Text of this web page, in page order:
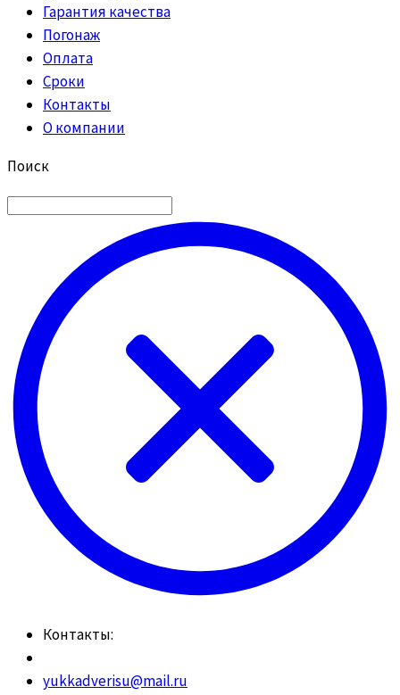
Гарантия качества
Погонаж
Оплата
Сроки
Контакты
О компании
Поиск
Контакты:
yukkadverisu@mail.ru